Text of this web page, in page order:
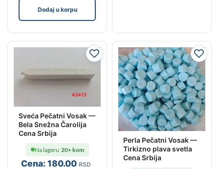
Dodaj u korpu
Sveća Pečatni Vosak —
Bela Snežna Čarolija
Cena Srbija
Cena:180.00 RSD
Na lageru 20+ kom
Perla Pečatni Vosak —
Tirkizno plava svetla
Cena Srbija